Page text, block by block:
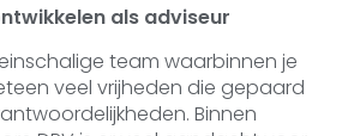
als adviseur
team waarbinnen je
veel vrijheden die gepaard
Binnen